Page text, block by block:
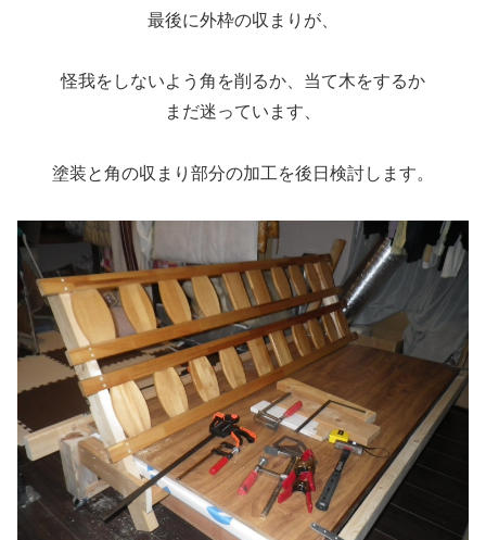
最後に外枠の収まりが、
怪我をしないよう角を削るか、当て木をするか
まだ迷っています、
塗装と角の収まり部分の加工を後日検討します。